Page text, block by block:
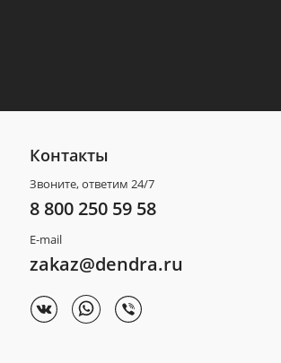
Контакты
Звоните, ответим 24/7
8 800 250 59 58
E-mail
zakaz@dendra.ru